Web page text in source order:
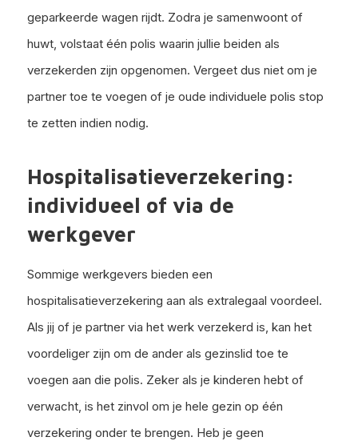
geparkeerde wagen rijdt. Zodra je samenwoont of
huwt, volstaat één polis waarin jullie beiden als
verzekerden zijn opgenomen. Vergeet dus niet om je
partner toe te voegen of je oude individuele polis stop
te zetten indien nodig.
Hospitalisatieverzekering:
individueel of via de
werkgever
Sommige werkgevers bieden een
hospitalisatieverzekering aan als extralegaal voordeel.
Als jij of je partner via het werk verzekerd is, kan het
voordeliger zijn om de ander als gezinslid toe te
voegen aan die polis. Zeker als je kinderen hebt of
verwacht, is het zinvol om je hele gezin op één
verzekering onder te brengen. Heb je geen